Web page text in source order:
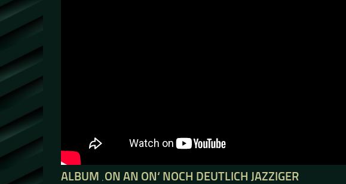
ALBUM ‚ON AN ON‘ NOCH DEUTLICH JAZZIGER